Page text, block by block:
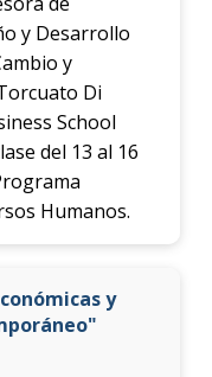
y Desarrollo
y
Di
School
del 13 al 16
Humanos.
y